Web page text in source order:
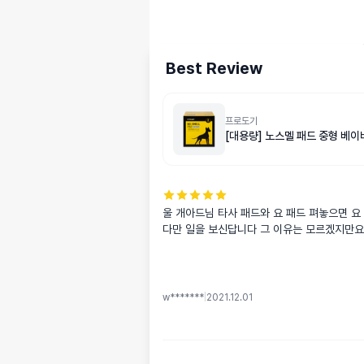
Best Review
프로도기
[대용량] 노스멜 패드 중형 베
울 개아드님 타사 패드와 요 패드 펴놓으면 요
다만 일을 보신답니다 그 이유는 모르겠지만
w******* 2021.12.01